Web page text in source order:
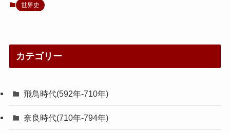
世界史
カテゴリー
飛鳥時代(592年-710年)
奈良時代(710年-794年)